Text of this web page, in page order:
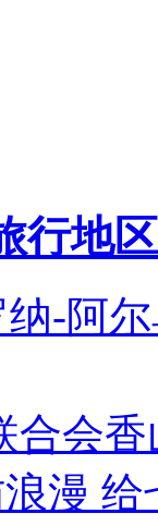
行地区
-阿
合会
漫